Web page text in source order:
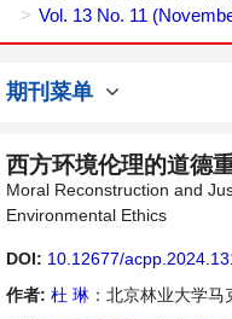
Vol. 13 No. 11
期刊菜单
西方环境伦理的道德
Moral Reconstruction and
Environmental Ethics
DOI: 10.12677/
作者: 杜 琳 ：北京林业大学